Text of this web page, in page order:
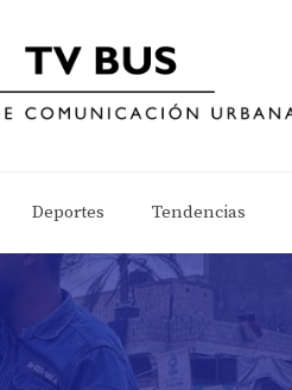
Deportes Tendencias